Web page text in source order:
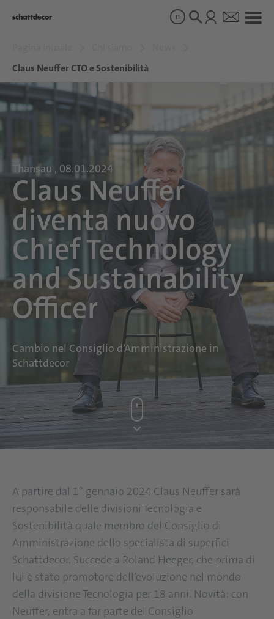
Disegni
Prodotti
Sostenibilità
Carriera
IT
Claus Neuffer CTO e Sostenibilità
Thansau , 08.01.2024
Claus Neuffer
diventa nuovo
Chief Technology
and Sustainability
Officer
Cambio nel Consiglio d’Amministrazione in
Schattdecor
A partire dal 1° gennaio 2024 Claus Neuffer sarà
responsabile delle divisioni Tecnologia e
Sostenibilità quale membro del Consiglio di
Amministrazione dello specialista di superfici
Schattdecor. Succede a Roland Heeger, che prima di
lui è stato promotore dell’evoluzione nel mondo
della divisione Tecnologia per 18 anni. Novità: con
Neuffer, entra a far parte del Consiglio